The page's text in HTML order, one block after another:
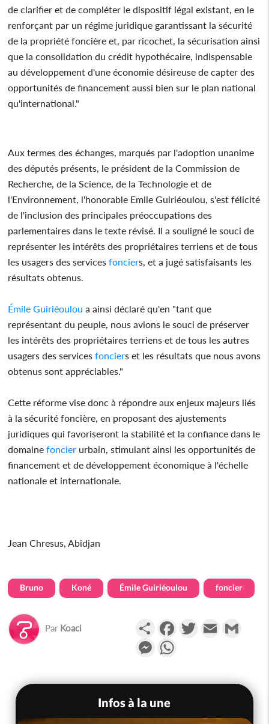
de clarifier et de compléter le dispositif légal existant, en le
renforçant par un régime juridique garantissant la sécurité
de la propriété foncière et, par ricochet, la sécurisation ainsi
que la consolidation du crédit hypothécaire, indispensable
au développement d'une économie désireuse de capter des
opportunités de financement aussi bien sur le plan national
qu'international."
Aux termes des échanges, marqués par l'adoption unanime
des députés présents, le président de la Commission de
Recherche, de la Science, de la Technologie et de
l'Environnement, l'honorable Emile Guiriéoulou, s'est félicité
de l'inclusion des principales préoccupations des
parlementaires dans le texte révisé. Il a souligné le souci de
représenter les intérêts des propriétaires terriens et de tous
les usagers des servicesfonciers, et a jugé satisfaisants les
résultats obtenus.
Émile Guiriéoulou a ainsi déclaré qu'en "tant que
représentant du peuple, nous avions le souci de préserver
les intérêts des propriétaires terriens et de tous les autres
usagers des servicesfonciers et les résultats que nous avons
obtenus sont appréciables."
Cette réforme vise donc à répondre aux enjeux majeurs liés
à la sécurité foncière, en proposant des ajustements
juridiques qui favoriseront la stabilité et la confiance dans le
domainefoncier urbain, stimulant ainsi les opportunités de
financement et de développement économique à l'échelle
nationale et internationale.
Jean Chresus, Abidjan
Bruno Koné Émile Guiriéoulou foncier
Par Koaci PartagerFacebookTwitterEmail
Messenger
Infos à la une